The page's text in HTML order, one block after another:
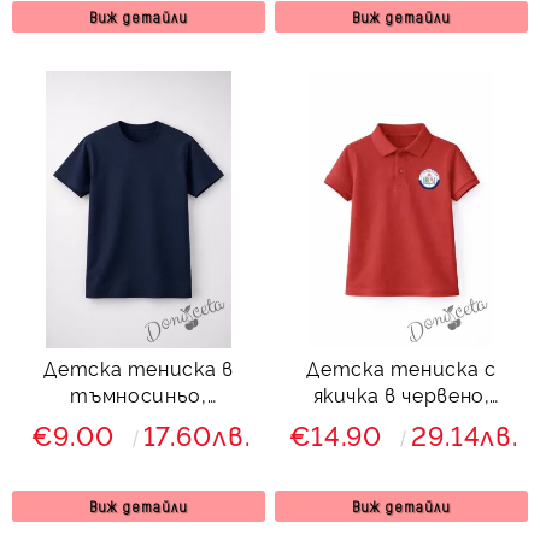
Виж детайли Виж детайли
Детска тениска в
тъмносиньо,
подходяща за момче
или момиче и за
€9.00 17.60лв.
Виж детайли
Детска тениска с
якичка в червено,
подходяща за момче
или момиче и за
€14.90 29.14лв.
Виж детайли